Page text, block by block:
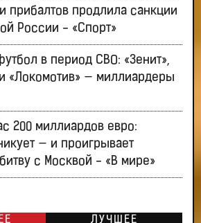
прибалтов продлила санкции
России - «Спорт»
в период СВО: «Зенит»,
«Локомотив» — миллиардеры
200 миллиардов евро:
— и проигрывает
с Москвой - «В мире»
ЛУЧШЕЕ